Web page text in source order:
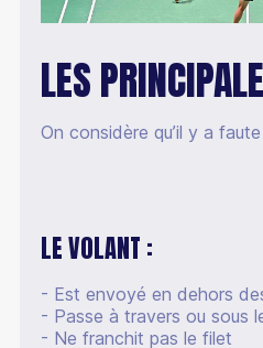
LES
On considère qu’il y a
LE VOLANT :
- Est envoyé en dehors
- Passe à travers ou sous
- Ne franchit pas le filet